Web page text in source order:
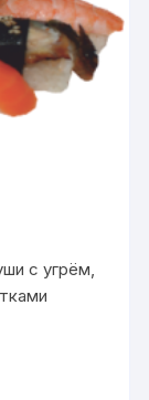
с угрём,